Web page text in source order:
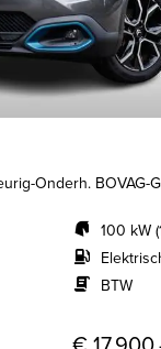
Onderh. BOVAG-
100 kW
BTW